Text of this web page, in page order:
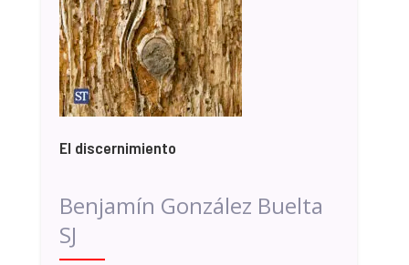
El discernimiento
Benjamín González Buelta
SJ